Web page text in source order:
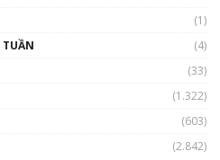
(1)
(4)
(33)
(1.322)
(603)
(2.842)